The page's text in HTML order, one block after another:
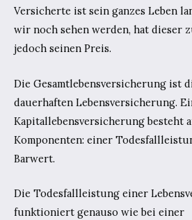
Versicherte ist sein ganzes Leben
wir noch sehen werden, hat dieser
jedoch seinen Preis.
Die Gesamtlebensversicherung ist
dauerhaften Lebensversicherung.
Kapitallebensversicherung besteht
Komponenten: einer
Barwert.
Die Todesfallleistung einer
funktioniert genauso wie bei einer